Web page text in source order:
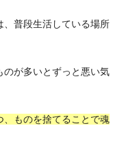
普段生活している場所
のが多いとずっと悪い気
ものを捨てることで魂